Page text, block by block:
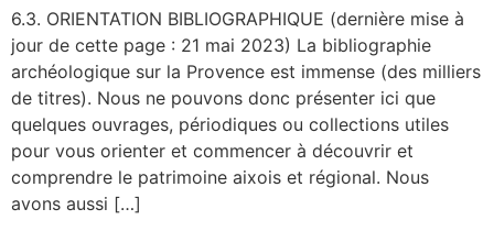
6.3. ORIENTATION BIBLIOGRAPHIQUE (dernière mise à
jour de cette page : 21 mai 2023) La bibliographie
archéologique sur la Provence est immense (des milliers
de titres). Nous ne pouvons donc présenter ici que
quelques ouvrages, périodiques ou collections utiles
pour vous orienter et commencer à découvrir et
comprendre le patrimoine aixois et régional. Nous
avons aussi […]